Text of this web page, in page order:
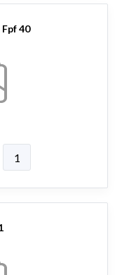
Fpf 40